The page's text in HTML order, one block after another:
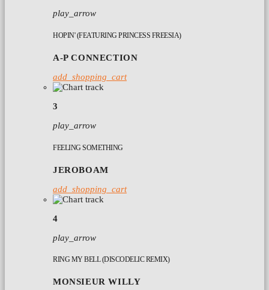
play_arrow
HOPIN' (FEATURING PRINCESS FREESIA)
A-P CONNECTION
add_shopping_cart
3
play_arrow
FEELING SOMETHING
JEROBOAM
add_shopping_cart
4
play_arrow
RING MY BELL (DISCODELIC REMIX)
MONSIEUR WILLY